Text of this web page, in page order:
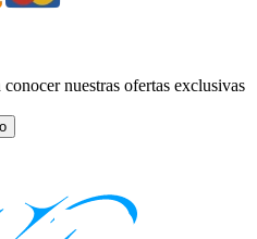
nuestras ofertas exclusivas